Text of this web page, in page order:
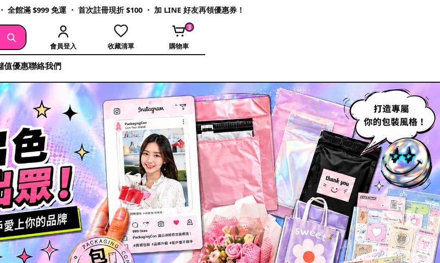
全館滿 $999 免運 ・ 首次註冊現折 $100 ・ 加 LINE 好友再領優惠券！
會員登入 收藏清單
3
購物車
值優惠聯絡我們